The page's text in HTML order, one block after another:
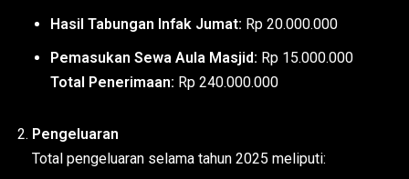
Hasil Tabungan Infak Jumat: Rp 20.000.000
Pemasukan Sewa Aula Masjid: Rp 15.000.000
Total Penerimaan: Rp 240.000.000
Pengeluaran
Total pengeluaran selama tahun 2025 meliputi: